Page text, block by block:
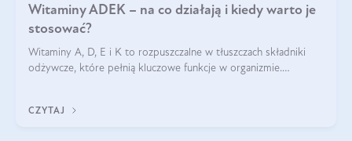
Witaminy ADEK – na co działają i kiedy warto je
stosować?
Witaminy A, D, E i K to rozpuszczalne w tłuszczach składniki
odżywcze, które pełnią kluczowe funkcje w organizmie.
CZYTAJ